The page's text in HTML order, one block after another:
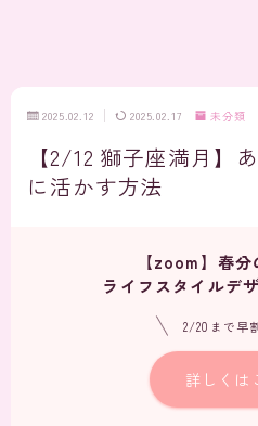
2025.02.12 2025.02.17 未分類
【2/12 獅子座満月】
に活かす方法
【zoom】春
ライフスタイルデ
2/20まで早
詳しくは